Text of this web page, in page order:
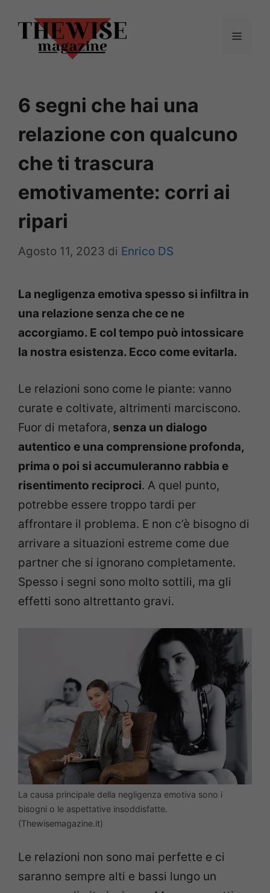
contenuto
Menu
6 segni che hai una
relazione con qualcuno
che ti trascura
emotivamente: corri ai
ripari
Agosto 11, 2023 di Enrico DS
La negligenza emotiva spesso si infiltra in
una relazione senza che ce ne
accorgiamo. E col tempo può intossicare
la nostra esistenza. Ecco come evitarla.
Le relazioni sono come le piante: vanno
curate e coltivate, altrimenti marciscono.
Fuor di metafora, senza un dialogo
autentico e una comprensione profonda,
prima o poi si accumuleranno rabbia e
risentimento reciproci. A quel punto,
potrebbe essere troppo tardi per
affrontare il problema. E non c’è bisogno di
arrivare a situazioni estreme come due
partner che si ignorano completamente.
Spesso i segni sono molto sottili, ma gli
effetti sono altrettanto gravi.
La causa principale della negligenza emotiva sono i
bisogni o le aspettative insoddisfatte.
(Thewisemagazine.it)
Le relazioni non sono mai perfette e ci
saranno sempre alti e bassi lungo un